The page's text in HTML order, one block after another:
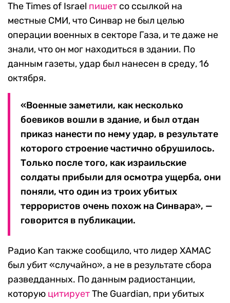
The Times of Israel пишет со ссылкой на
местные СМИ, что Синвар не был целью
операции военных в секторе Газа, и те даже не
знали, что он мог находиться в здании. По
данным газеты, удар был нанесен в среду, 16
октября.
«Военные заметили, как несколько
боевиков вошли в здание, и был отдан
приказ нанести по нему удар, в результате
которого строение частично обрушилось.
Только после того, как израильские
солдаты прибыли для осмотра ущерба, они
поняли, что один из троих убитых
террористов очень похож на Синвара», —
говорится в публикации.
Радио Kan также сообщило, что лидер ХАМАС
был убит «случайно», а не в результате сбора
разведданных. По данным радиостанции,
которую цитируетThe Guardian, при убитых